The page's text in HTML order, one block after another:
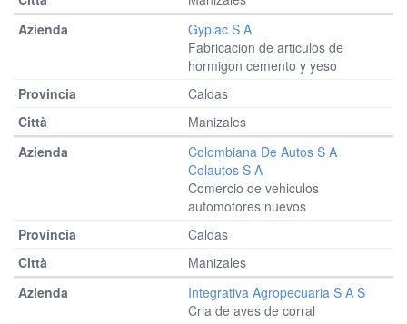
Gyplac S A
Fabricacion de articulos de
hormigon cemento y yeso
Caldas
Manizales
Colombiana De Autos S A
Colautos S A
Comercio de vehiculos
automotores nuevos
Caldas
Manizales
Integrativa Agropecuaria S A S
Cria de aves de corral